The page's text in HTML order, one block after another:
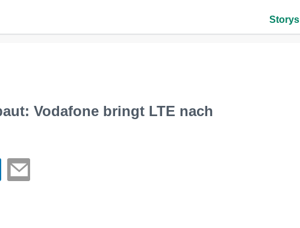
Storys
Vodafone bringt LTE nach